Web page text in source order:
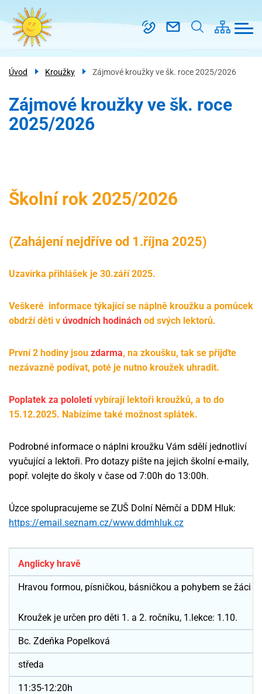
k
hlavnímu
Menu
navigace
Škola
Třídy
PRO
RODIČE
Úvod Kroužky Zájmové kroužky ve šk. roce 2025/2026
Zájmové kroužky ve šk. roce
2025/2026
Školní rok 2025/2026
(Zahájení nejdříve od 1.října 2025)
Uzavírka přihlášek je 30.září 2025.
Veškeré informace týkající se náplně kroužku a pomůcek
obdrží děti v úvodních hodinách od svých lektorů.
První 2 hodiny jsou zdarma, na zkoušku, tak se přijďte
nezávazně podívat, poté je nutno kroužek uhradit.
Poplatek za pololetívybírají lektoři kroužků, a to do
15.12.2025. Nabízíme také možnost splátek.
Podrobné informace o náplni kroužku Vám sdělí jednotliví
vyučující a lektoři. Pro dotazy pište na jejich školní e-maily,
popř. volejte do školy v čase od 7:00h do 13:00h.
Úzce spolupracujeme se ZUŠ Dolní Němčí a DDM Hluk:
https://email.seznam.cz/www.ddmhluk.cz
Anglicky hravě
Hravou formou, písničkou, básničkou a pohybem se žáci
Kroužek je určen pro děti 1. a 2. ročníku, 1.lekce: 1.10.
Bc. Zdeňka Popelková
středa
11:35-12:20h